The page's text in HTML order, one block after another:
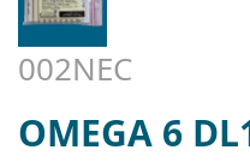
002NEC
OMEGA 6